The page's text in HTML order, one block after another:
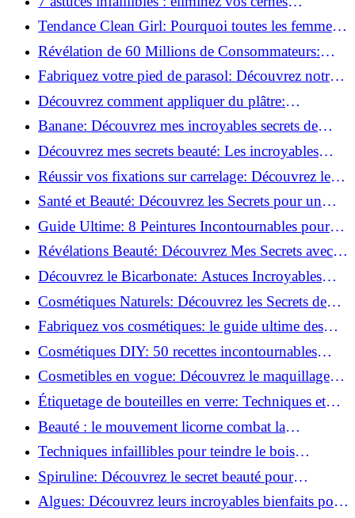
rapidement !
Tendance Clean Girl: Pourquoi toutes les femmes
l'adoptent?
Révélation de 60 Millions de Consommateurs:
Découvrez le meilleur fond de teint pour votre
peau!
Fabriquez votre pied de parasol: Découvrez notre
tutoriel facile !
Découvrez comment appliquer du plâtre:
Techniques pour un mur intérieur parfait!
Banane: Découvrez mes incroyables secrets de
beauté!
Découvrez mes secrets beauté: Les incroyables
vertus du curcuma!
Réussir vos fixations sur carrelage: Découvrez les
astuces infaillibles !
Santé et Beauté: Découvrez les Secrets pour un
Bien-être Optimal!
Guide Ultime: 8 Peintures Incontournables pour
Bois Extérieurs!
Révélations Beauté: Découvrez Mes Secrets avec le
Thé Vert Matcha!
Découvrez le Bicarbonate: Astuces Incroyables
pour Votre Quotidien!
Cosmétiques Naturels: Découvrez les Secrets de
Beauté Éco-responsables!
Fabriquez vos cosmétiques: le guide ultime des
produits de beauté maison!
Cosmétiques DIY: 50 recettes incontournables
pour sublimer votre beauté naturelle!
Cosmetibles en vogue: Découvrez le maquillage
100% comestible!
Étiquetage de bouteilles en verre: Techniques et
astuces incontournables!
Beauté : le mouvement licorne combat la
surconsommation !
Techniques infaillibles pour teindre le bois
naturellement: Découvrez comment!
Spiruline: Découvrez le secret beauté pour
revitaliser les peaux fatiguées!
Algues: Découvrez leurs incroyables bienfaits pour